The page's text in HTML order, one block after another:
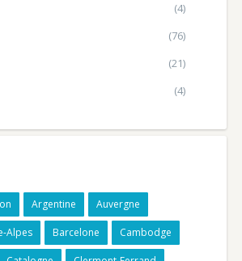
(4)
(76)
(21)
(4)
Argentine Auvergne
Alpes Barcelone Cambodge